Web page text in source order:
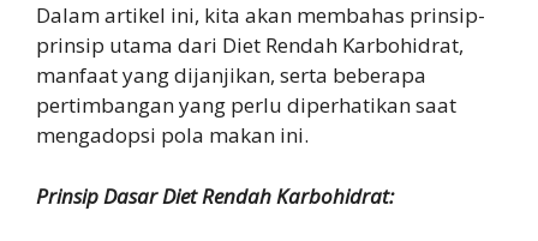
Dalam artikel ini, kita akan membahas prinsip-
prinsip utama dari Diet Rendah Karbohidrat,
manfaat yang dijanjikan, serta beberapa
pertimbangan yang perlu diperhatikan saat
mengadopsi pola makan ini.
Prinsip Dasar Diet Rendah Karbohidrat: